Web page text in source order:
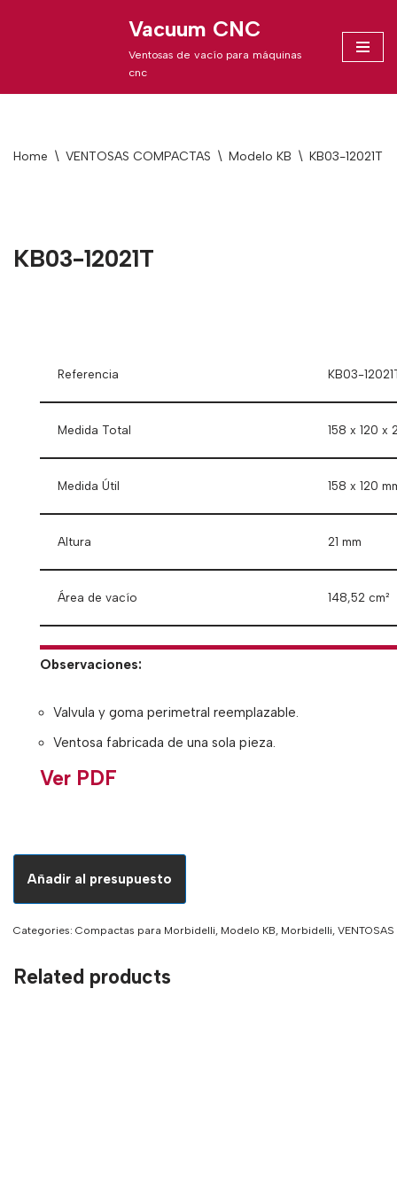
content
Vacuum CNC
Ventosas de vacío para máquinas
cnc
Home \ VENTOSAS COMPACTAS \ Modelo KB \ KB03-12021T
KB03-12021T
Referencia KB03-
Medida Total 158 x 120 x
Medida Útil 158 x 120
Altura 21 mm
Área de vacío 148,52 cm²
Observaciones:
Valvula y goma perimetral reemplazable.
Ventosa fabricada de una sola pieza.
Ver PDF
Añadir al presupuesto
Categories: Compactas para Morbidelli, Modelo KB, Morbidelli,
Related products